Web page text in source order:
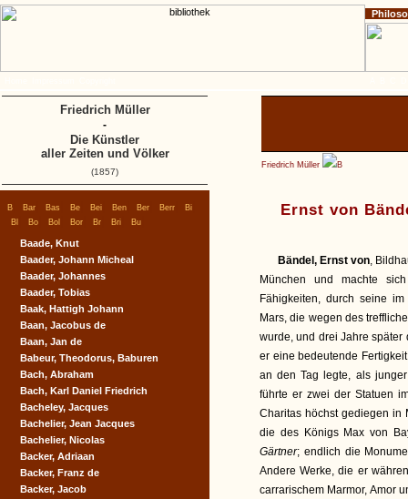
Friedrich Müller B
Ernst von
Bändel, Ernst von,
München und machte
Fähigkeiten, durch seine
Mars, die wegen des
wurde, und drei Jahre
er eine bedeutende
an den Tag legte, als
führte er zwei der Statuen
Charitas höchst gediegen in
die des Königs Max von
Gärtner; endlich die
Andere Werke, die er
carrarischem Marmor, Amor
B Bar Bas Be Bei Ben Ber Berr Bi
Bl Bo Bol Bor Br Bri Bu
Baade, Knut
Baader, Johann Micheal
Baader, Johannes
Baader, Tobias
Baak, Hattigh Johann
Baan, Jacobus de
Baan, Jan de
Babeur, Theodorus, Baburen
Bach, Abraham
Bach, Karl Daniel Friedrich
Bacheley, Jacques
Bachelier, Jean Jacques
Bachelier, Nicolas
Backer, Adriaan
Backer, Franz de
Backer, Jacob
Friedrich Müller
-
Die Künstler
aller Zeiten und Völker
(1857)